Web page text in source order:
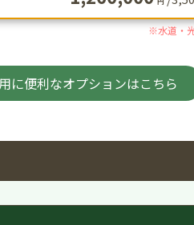
※水道・
に便利なオプションはこちら